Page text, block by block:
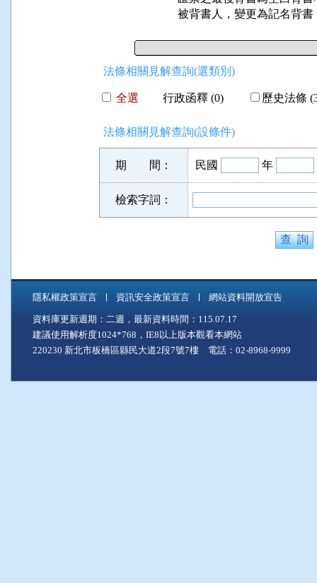
法條相關見解查詢(選類別)
全選 行政函釋 (0) 歷史法條
法條相關見解查詢(設條件)
期 間： 民國 年
檢索字詞：
隱私權政策宣言 資訊安全政策宣言 網站資料開放宣告
資料庫更新週期：二週，最新資料時間：115.07.17
建議使用解析度1024*768，IE8以上版本觀看本網站
220230 新北市板橋區縣民大道2段7號7樓 電話：02-8968-9999